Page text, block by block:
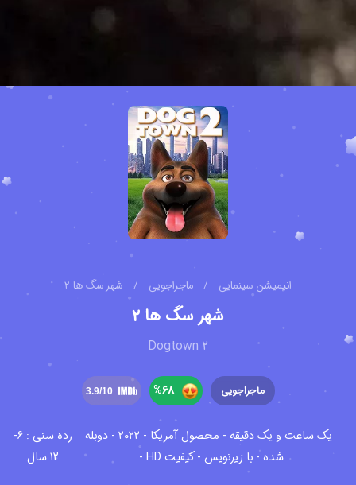
انیمیشن سینمایی / ماجراجویی / شهر سگ ها ۲
شهر سگ ها ۲
Dogtown 2
ماجراجویی 68
%
3.9/10
یک ساعت و یک دقیقه - محصول آمریکا - ۲۰۲۲ - دوبله
شده - با زیرنویس - کیفیت HD -
رده سنی : 6-
12 سال